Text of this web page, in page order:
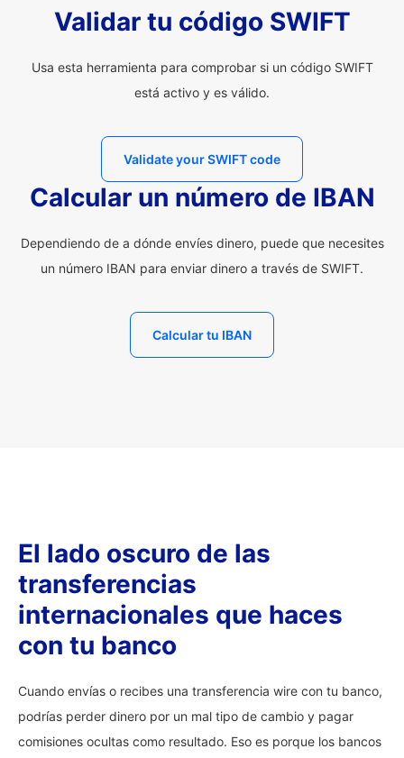
Validar tu código SWIFT
Usa esta herramienta para comprobar si un código SWIFT
está activo y es válido.
Validate your SWIFT code
Calcular un número de IBAN
Dependiendo de a dónde envíes dinero, puede que necesites
un número IBAN para enviar dinero a través de SWIFT.
Calcular tu IBAN
El lado oscuro de las
transferencias
internacionales que haces
con tu banco
Cuando envías o recibes una transferencia wire con tu banco,
podrías perder dinero por un mal tipo de cambio y pagar
comisiones ocultas como resultado. Eso es porque los bancos